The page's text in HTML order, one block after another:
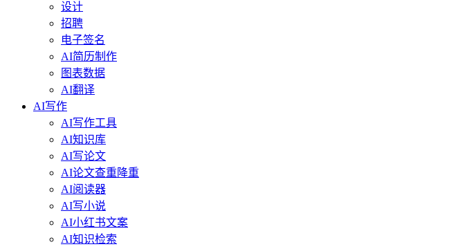
设计
招聘
电子签名
AI简历制作
图表数据
AI翻译
AI写作
AI写作工具
AI知识库
AI写论文
AI论文查重降重
AI阅读器
AI写小说
AI小红书文案
AI知识检索